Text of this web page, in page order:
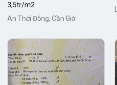
3,5tr/m2
An Thới Đông, Cần Giờ